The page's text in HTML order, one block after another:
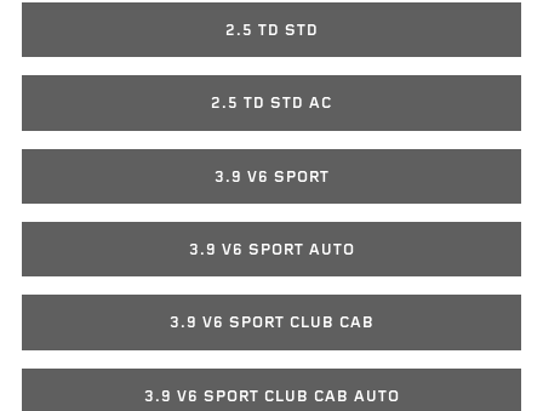
2.5 TD STD
2.5 TD STD AC
3.9 V6 SPORT
3.9 V6 SPORT AUTO
3.9 V6 SPORT CLUB CAB
3.9 V6 SPORT CLUB CAB AUTO